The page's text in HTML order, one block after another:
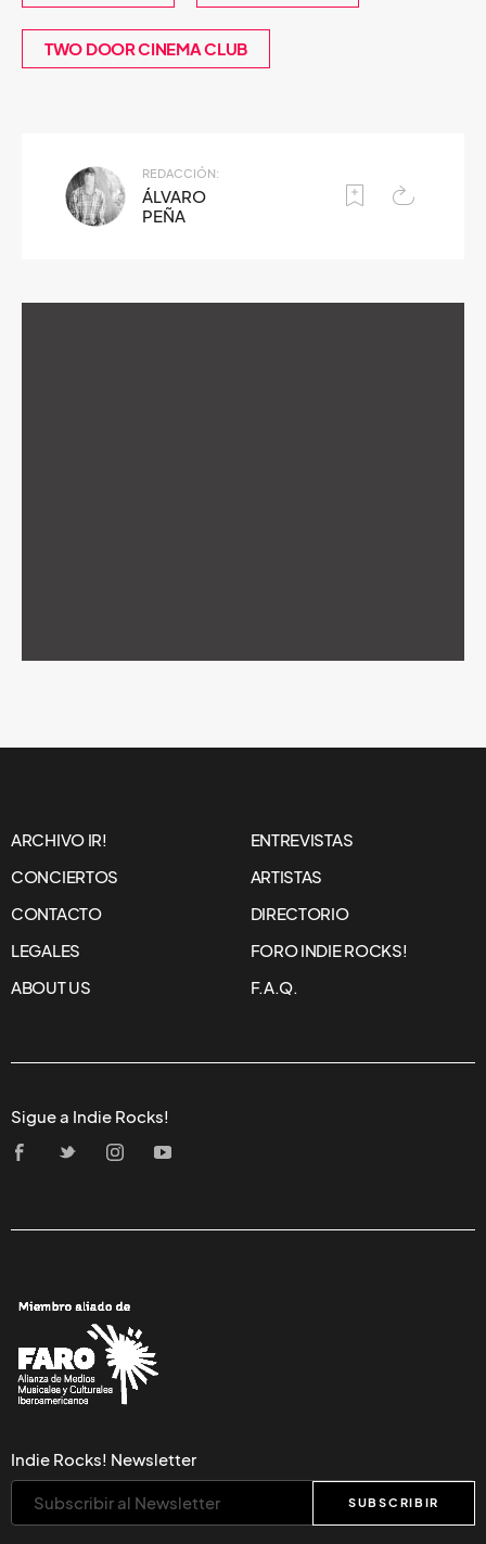
TWO DOOR CINEMA CLUB
REDACCIÓN:
ÁLVARO
PEÑA
ARCHIVO IR!
ENTREVISTAS
CONCIERTOS
ARTISTAS
CONTACTO
DIRECTORIO
LEGALES
FORO INDIE ROCKS!
ABOUT US
F.A.Q.
Sigue a Indie Rocks!
Indie Rocks! Newsletter